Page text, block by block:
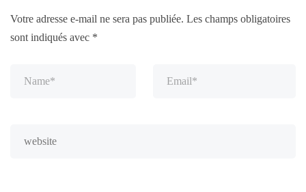
Votre adresse e-mail ne sera pas publiée. Les champs obligatoires
sont indiqués avec *